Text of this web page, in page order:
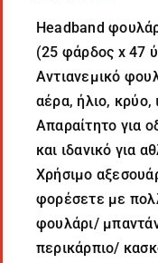
Headband
(25 φάρδος x 47
Αντιανεμικό
αέρα, ήλιο, κρύο,
Απαραίτητο για
και ιδανικό για
Χρήσιμο
φορέσετε με
φουλάρι/
περικάρπιο/